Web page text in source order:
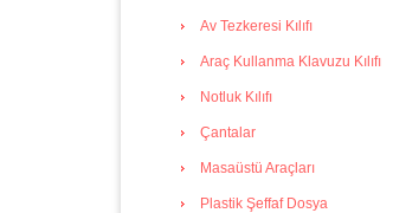
Av Tezkeresi Kılıfı
Araç Kullanma Klavuzu Kılıfı
Notluk Kılıfı
Çantalar
Masaüstü Araçları
Plastik Şeffaf Dosya